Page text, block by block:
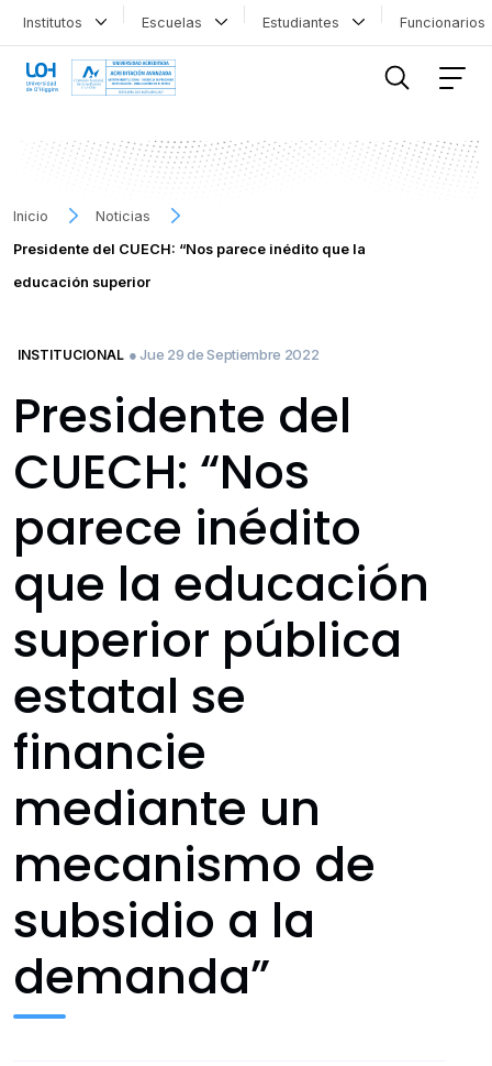
Institutos Escuelas Estudiantes
Inicio
Noticias
Presidente del CUECH: “Nos parece inédito que la
educación superior
INSTITUCIONAL ● Jue 29 de Septiembre 2022
Presidente del
CUECH: “Nos
parece inédito
que la educación
superior pública
estatal se
financie
mediante un
mecanismo de
subsidio a la
demanda”